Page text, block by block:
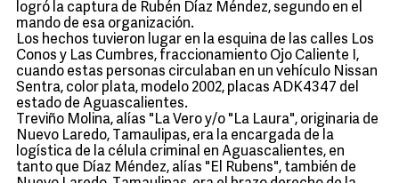
logró la captura de Rubén Díaz Méndez, segundo en el
mando de esa organización.
Los hechos tuvieron lugar en la esquina de las calles Los
Conos y Las Cumbres, fraccionamiento Ojo Caliente I,
cuando estas personas circulaban en un vehículo Nissan
Sentra, color plata, modelo 2002, placas ADK4347 del
estado de Aguascalientes.
Treviño Molina, alías "La Vero y/o "La Laura", originaria de
Nuevo Laredo, Tamaulipas, era la encargada de la
logística de la célula criminal en Aguascalientes, en
tanto que Díaz Méndez, alías "El Rubens", también de